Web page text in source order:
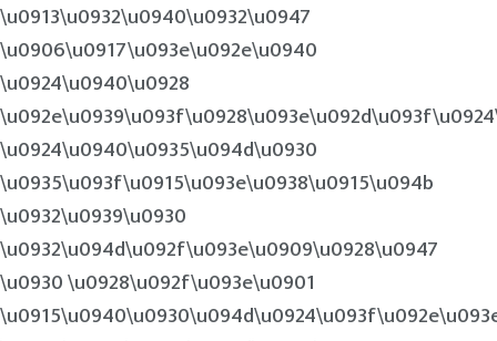
\u0913\u0932\u0940\u0932\u0947
\u0906\u0917\u093e\u092e\u0940
\u0924\u0940\u0928
\u0924\u0940\u0935\u094d\u0930
\u0935\u093f\u0915\u093e\u0938\u0915\u094b
\u0932\u0939\u0930
\u0932\u094d\u092f\u093e\u0909\u0928\u0947
\u0930 \u0928\u092f\u093e\u0901